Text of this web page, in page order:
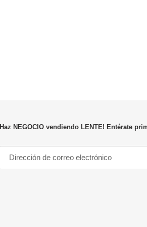
Haz NEGOCIO vendiendo LENTE! Entérate